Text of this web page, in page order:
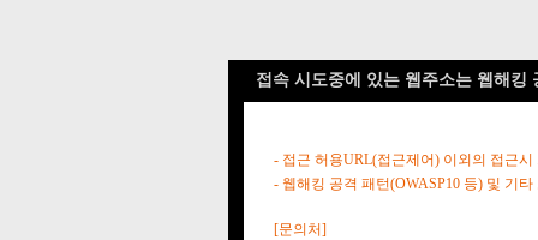
접속 시도중에 있는 웹주소는 웹해킹
- 접근 허용URL(접근제어) 이외의 접근시
- 웹해킹 공격 패턴(OWASP10 등) 및 기
[문의처]